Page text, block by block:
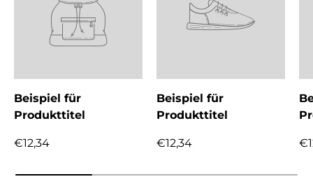
Beispiel für
Produkttitel
€12,34
Beispiel für
Produkttitel
€12,34